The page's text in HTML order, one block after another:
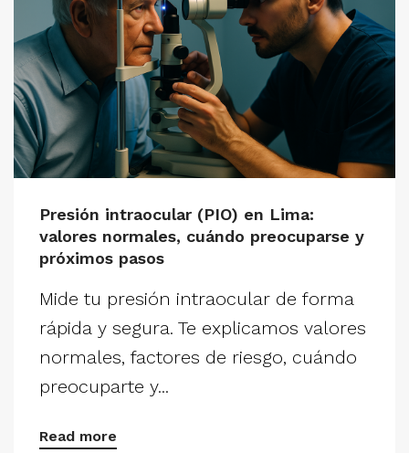
Presión intraocular (PIO) en Lima:
valores normales, cuándo preocuparse y
próximos pasos
Mide tu presión intraocular de forma
rápida y segura. Te explicamos valores
normales, factores de riesgo, cuándo
preocuparte y...
Read more